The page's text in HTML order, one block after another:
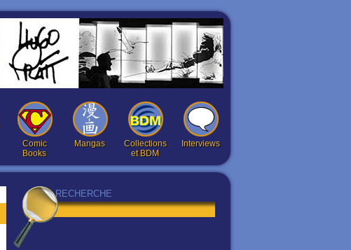
Comic
Books
Mangas
Collections
et BDM
Interviews